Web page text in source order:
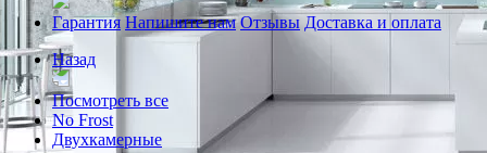
Гарантия Напишите нам Отзывы Доставка и оплата
Назад
Посмотреть все
No Frost
Двухкамерные